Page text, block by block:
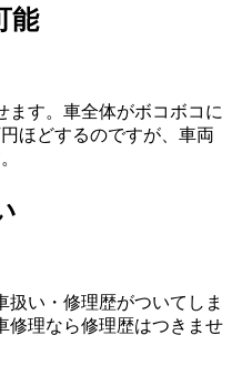
能
ます。車全体がボコボコに
ほどするのですが、車両
い・修理歴がついてしま
修理なら修理歴はつきませ